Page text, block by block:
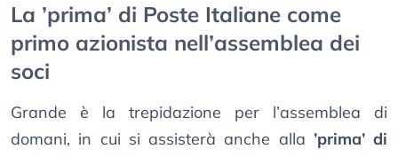
La ’prima’ di Poste Italiane come
primo azionista nell’assemblea dei
soci
Grande è la trepidazione per l’assemblea di
domani, in cui si assisterà anche alla ’prima’ di